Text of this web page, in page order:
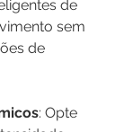
de
sem
de
: Opte